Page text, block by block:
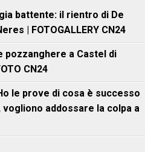
battente: il rientro di De
| FOTOGALLERY CN24
pozzanghere a Castel di
CN24
le prove di cosa è successo
addossare la colpa a